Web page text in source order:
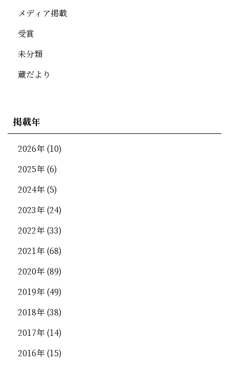
メディア掲載
受賞
未分類
蔵だより
掲載年
2026年 (10)
2025年 (6)
2024年 (5)
2023年 (24)
2022年 (33)
2021年 (68)
2020年 (89)
2019年 (49)
2018年 (38)
2017年 (14)
2016年 (15)